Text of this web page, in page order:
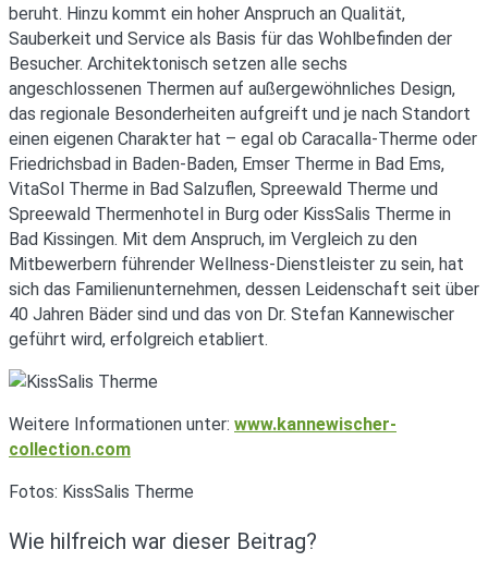
beruht. Hinzu kommt ein hoher Anspruch an Qualität,
Sauberkeit und Service als Basis für das Wohlbefinden der
Besucher. Architektonisch setzen alle sechs
angeschlossenen Thermen auf außergewöhnliches Design,
das regionale Besonderheiten aufgreift und je nach Standort
einen eigenen Charakter hat – egal ob Caracalla-Therme oder
Friedrichsbad in Baden-Baden, Emser Therme in Bad Ems,
VitaSol Therme in Bad Salzuflen, Spreewald Therme und
Spreewald Thermenhotel in Burg oder KissSalis Therme in
Bad Kissingen. Mit dem Anspruch, im Vergleich zu den
Mitbewerbern führender Wellness-Dienstleister zu sein, hat
sich das Familienunternehmen, dessen Leidenschaft seit über
40 Jahren Bäder sind und das von Dr. Stefan Kannewischer
geführt wird, erfolgreich etabliert.
Weitere Informationen unter: www.kannewischer-
collection.com
Fotos: KissSalis Therme
Wie hilfreich war dieser Beitrag?